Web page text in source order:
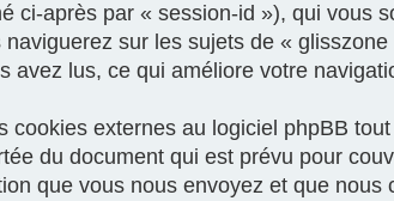
ci-après par « session-id »), qui vous
sur les sujets de «
avez lus, ce qui améliore votre
cookies externes au logiciel phpBB
du document qui est prévu pour
que vous nous envoyez et que